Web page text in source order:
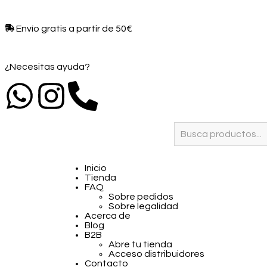
Envío gratis a partir de 50€​
¿Necesitas ayuda?
Inicio
Tienda
FAQ
Sobre pedidos
Sobre legalidad
Acerca de
Blog
B2B
Abre tu tienda
Acceso distribuidores
Contacto